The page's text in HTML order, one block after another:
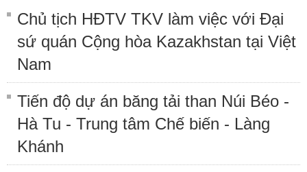
Chủ tịch HĐTV TKV làm việc với Đại
sứ quán Cộng hòa Kazakhstan tại Việt
Nam
Tiến độ dự án băng tải than Núi Béo -
Hà Tu - Trung tâm Chế biến - Làng
Khánh